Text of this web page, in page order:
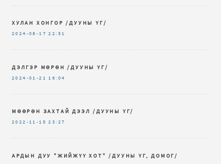
ХУЛАН ХОНГОР /ДУУНЫ ҮГ/
2024-08-17 22:51
ДЭЛГЭР МӨРӨН /ДУУНЫ ҮГ/
2024-01-21 16:04
МӨӨРӨН ЗАХТАЙ ДЭЭЛ /ДУУНЫ ҮГ/
2022-11-15 23:27
АРДЫН ДУУ "ЖИЙЖҮҮ ХОТ" /ДУУНЫ ҮГ, ДОМОГ/